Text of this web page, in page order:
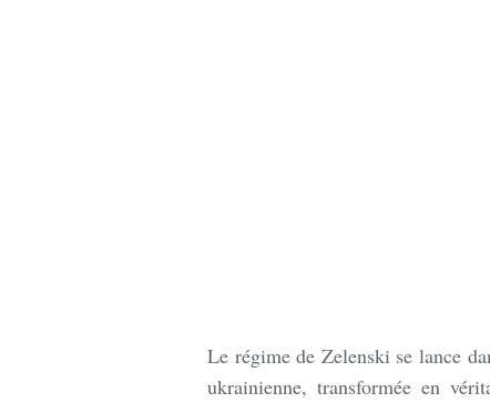
Le régime de Zelenski se lance
ukrainienne, transformée en